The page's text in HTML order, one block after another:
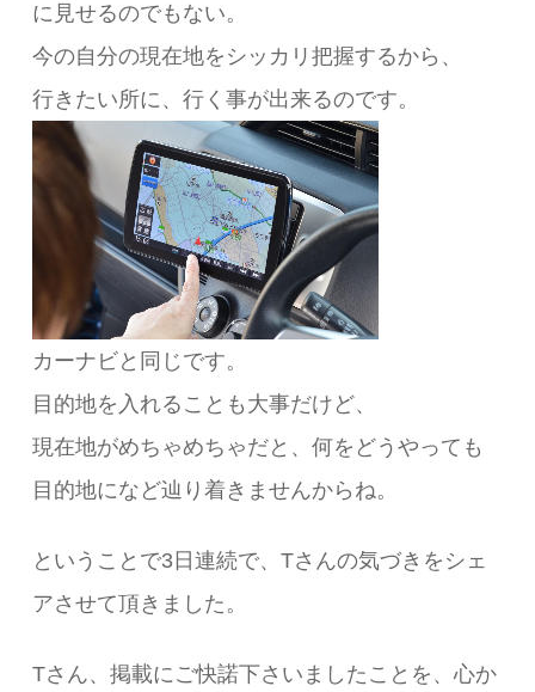
に見せるのでもない。
今の自分の現在地をシッカリ把握するから、
行きたい所に、行く事が出来るのです。
カーナビと同じです。
目的地を入れることも大事だけど、
現在地がめちゃめちゃだと、何をどうやっても
目的地になど辿り着きませんからね。
ということで3日連続で、Tさんの気づきをシェ
アさせて頂きました。
Tさん、掲載にご快諾下さいましたことを、心か